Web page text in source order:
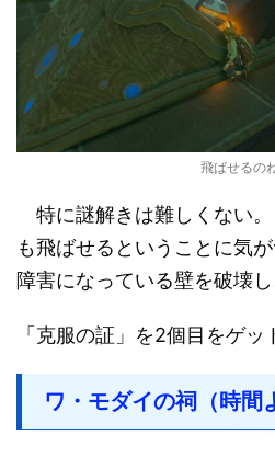
飛ばせるの
特に謎解きは難しくない
も飛ばせるということに気
障害になっている壁を破壊し
「克服の証」を2個目をゲッ
ワ・モダイの祠（時間